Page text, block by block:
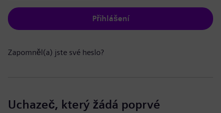
Přihlášení
Zapomněl(a) jste své heslo?
Uchazeč, který žádá poprvé